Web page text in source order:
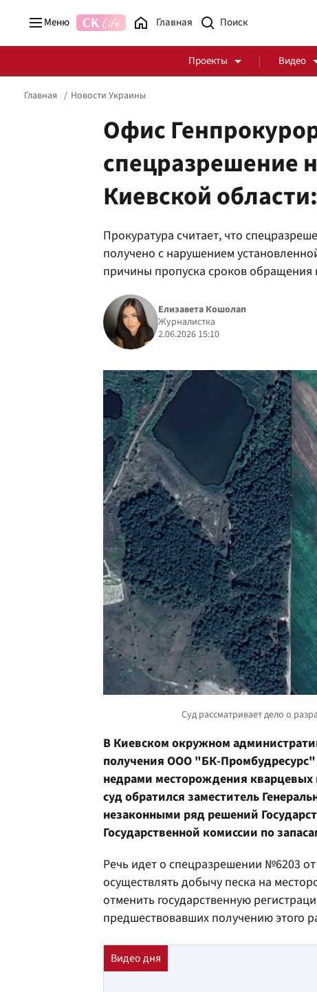
Меню Главная
Проекты Видео
Стоп Политической Коррупции Честные закупки
Главная Новости Украины
Офис
спецразрешение
Киевской
Прокуратура считает, что
получено с нарушением
причины пропуска сроков обращения
Елизавета Кошолап
Журналистка
2.06.2026 15:10
В Киевском окружном
получения ООО "БК-Промбудресурс"
недрами месторождения
суд обратился заместитель
незаконными ряд решений
Государственной комиссии по
Речь идет о спецразрешении №6203
осуществлять добычу песка на
отменить государственную
предшествовавших получению этого